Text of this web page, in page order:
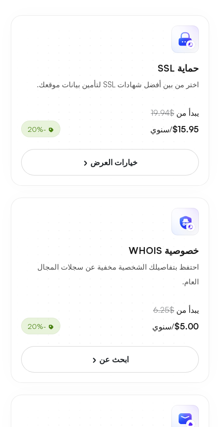
حماية SSL
اختر من بين أفضل شهادات SSL لتأمين بيانات موقعك.
يبدأ من $19.94
$15.95/سنوي -20%
خيارات العرض
خصوصية WHOIS
احتفظ بتفاصيلك الشخصية مخفية عن سجلات المجال
العام.
يبدأ من $6.25
$5.00/سنوي -20%
ابحث عن